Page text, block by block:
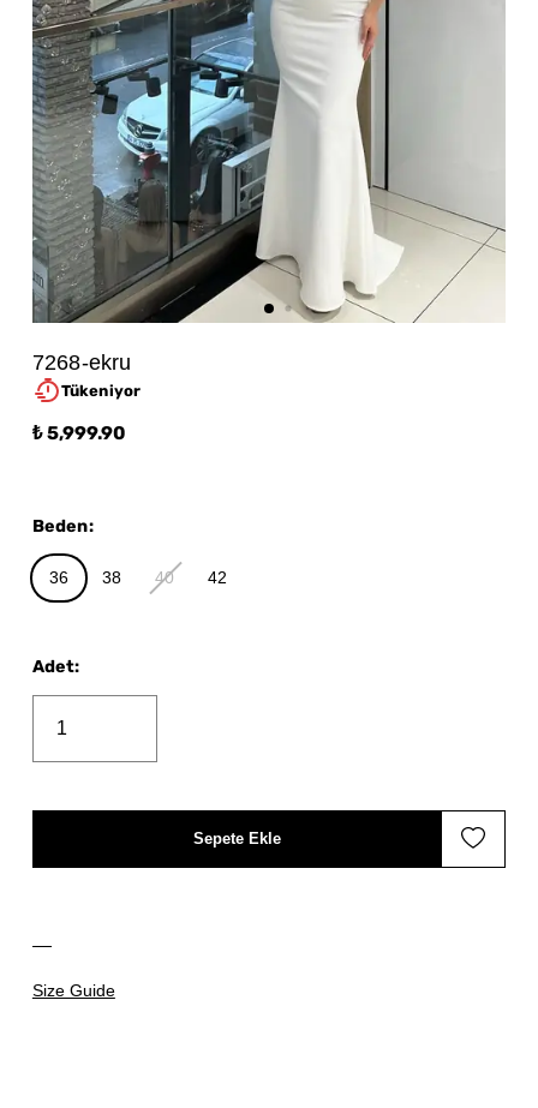
7268-ekru
Tükeniyor
₺ 5,999.90
Size Guide
Beden:
36 38 40 42
Adet:
Sepete Ekle